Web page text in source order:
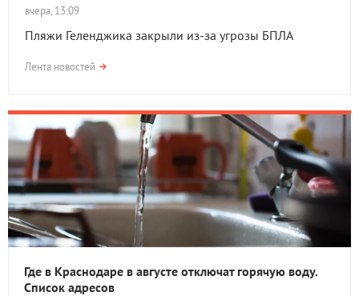
вчера, 13:09
Пляжи Геленджика закрыли из-за угрозы БПЛА
Лента новостей
Где в Краснодаре в августе отключат горячую воду.
Список адресов